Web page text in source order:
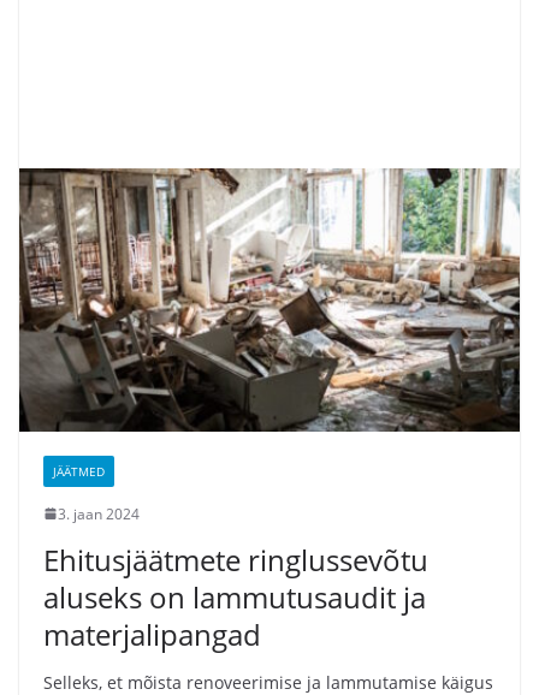
JÄÄTMED
3. jaan 2024
Ehitusjäätmete ringlussevõtu
aluseks on lammutusaudit ja
materjalipangad
Selleks, et mõista renoveerimise ja lammutamise käigus